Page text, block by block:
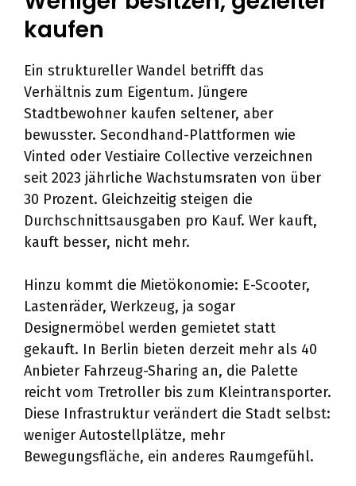
kaufen
Ein struktureller Wandel betrifft das
Verhältnis zum Eigentum. Jüngere
Stadtbewohner kaufen seltener, aber
bewusster. Secondhand-Plattformen wie
Vinted oder Vestiaire Collective verzeichnen
seit 2023 jährliche Wachstumsraten von über
30 Prozent. Gleichzeitig steigen die
Durchschnittsausgaben pro Kauf. Wer kauft,
kauft besser, nicht mehr.
Hinzu kommt die Mietökonomie: E-Scooter,
Lastenräder, Werkzeug, ja sogar
Designermöbel werden gemietet statt
gekauft. In Berlin bieten derzeit mehr als 40
Anbieter Fahrzeug-Sharing an, die Palette
reicht vom Tretroller bis zum Kleintransporter.
Diese Infrastruktur verändert die Stadt selbst:
weniger Autostellplätze, mehr
Bewegungsfläche, ein anderes Raumgefühl.